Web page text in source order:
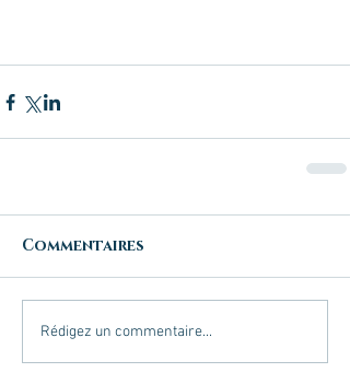
Commentaires
Rédigez un commentaire...